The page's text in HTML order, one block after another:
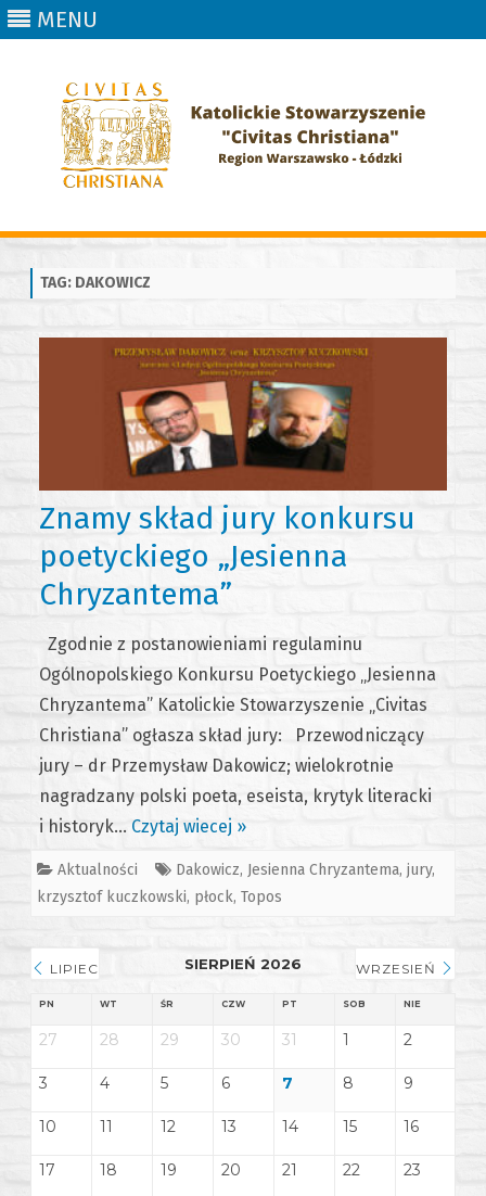
MENU
TAG: DAKOWICZ
Znamy skład jury konkursu
poetyckiego „Jesienna
Chryzantema”
Zgodnie z postanowieniami regulaminu
Ogólnopolskiego Konkursu Poetyckiego „Jesienna
Chryzantema” Katolickie Stowarzyszenie „Civitas
Christiana” ogłasza skład jury: Przewodniczący
jury – dr Przemysław Dakowicz; wielokrotnie
nagradzany polski poeta, eseista, krytyk literacki
i historyk… Czytaj wiecej »
Aktualności Dakowicz, Jesienna Chryzantema, jury,
krzysztof kuczkowski, płock, Topos
LIPIEC SIERPIEŃ 2026 WRZESIEŃ
PN WT ŚR CZW PT SOB NIE
27 28 29 30 31 1 2
3 4 5 6 7 8 9
10 11 12 13 14 15 16
17 18 19 20 21 22 23